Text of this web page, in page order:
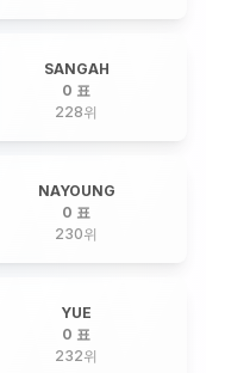
SANGAH
0 표
228위
NAYOUNG
0 표
230위
YUE
0 표
232위